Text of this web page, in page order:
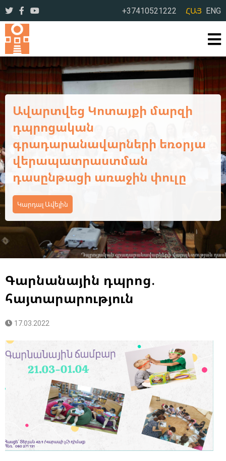
+37410521222 ՀԱՅ ENG
Ավարտվեց Կոտայքի մարզի
դպրոցական
գրադարանավարների եռօրյա
վերապատրաստման
դասընթացի առաջին փուլը
Կարդալ Ավելին
Գարնանային դպրոց.
հայտարարություն
17.03.2022